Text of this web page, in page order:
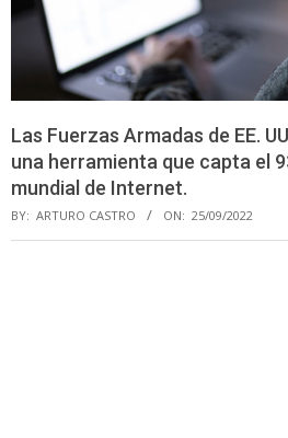
Las Fuerzas Armadas de EE.
una herramienta que capta el
mundial de Internet.
BY: ARTURO CASTRO ON: 25/09/2022